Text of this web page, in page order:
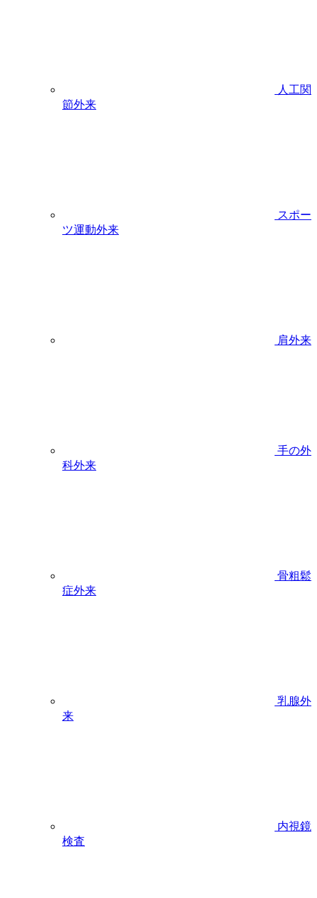
人工関
節外来
スポー
ツ運動外来
肩外来
手の外
科外来
骨粗鬆
症外来
乳腺外
来
内視鏡
検査